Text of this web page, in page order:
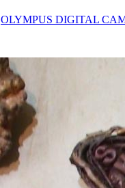
OLYMPUS DIGITAL